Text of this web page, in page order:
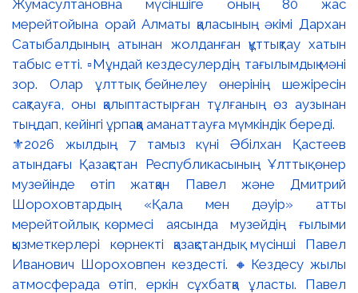
⚜️2026 жылдың 7 тамыз күні Әбілхан Қастеев
атындағы Қазақстан Республикасының Ұлттық өнер
музейінде өтіп жатқан Павел және Дмитрий
Шороховтардың «Қала мен дәуір» атты
мерейтойлық көрмесі аясында музейдің ғылыми
қызметкерлері көрнекті қазақстандық мүсінші Павел
Иванович Шороховпен кездесті. 🔸Кездесу жылы
атмосферада өтіп, еркін сұхбатқа ұласты. Павел